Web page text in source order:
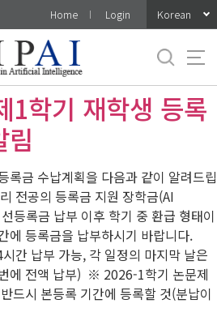
Home Login Korean
1학기 재학생 등록
림
록금 수납계획을 다음과 같이 알려드립
전공의 등록금 지원 장학금(AI
등록금 납부 이후 학기 중 환급 형태이
에 등록금을 납부하시기 바랍니다.
간 납부 가능, 각 일정의 마지막 날은
에 전액 납부) ※ 2026-1학기 논문제
드시 본등록 기간에 등록할 것(분납이